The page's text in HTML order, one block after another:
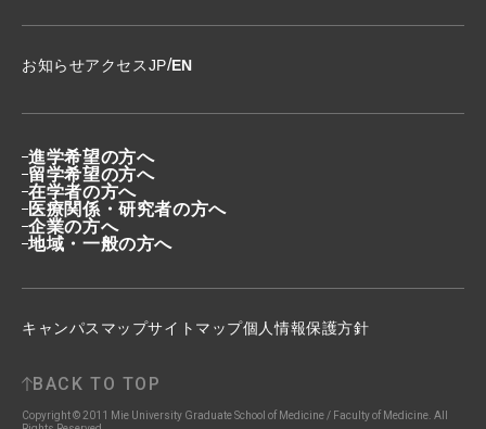
お知らせアクセスJP/EN
進学希望の方へ
留学希望の方へ
在学者の方へ
医療関係・研究者の方へ
企業の方へ
地域・一般の方へ
キャンパスマップサイトマップ個人情報保護方針
Copyright © 2011 Mie University Graduate School of Medicine / Faculty of Medicine. All
BACK TO TOP